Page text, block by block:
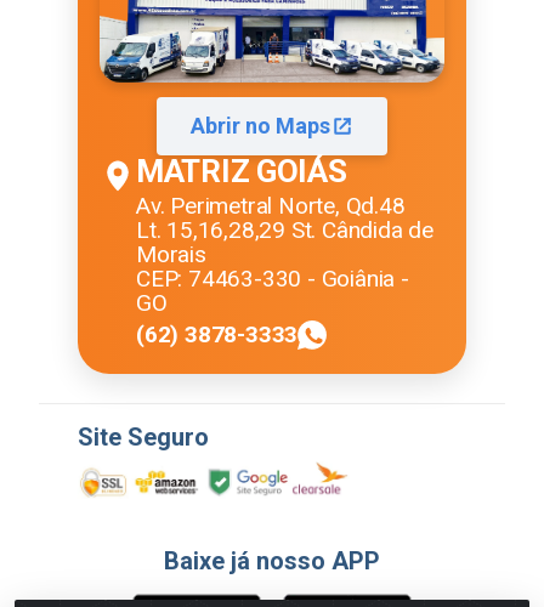
Abrir no Maps
MATRIZ GOIÁS
Av. Perimetral Norte, Qd.48
Lt. 15,16,28,29 St. Cândida de
Morais
CEP: 74463-330 - Goiânia -
GO
(62) 3878-3333
Site Seguro
Baixe já nosso APP